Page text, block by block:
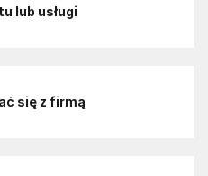
lub usługi
się z firmą